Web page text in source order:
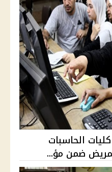
الجامعات 2026.. كليات الحاسبات
ضمن مؤ...